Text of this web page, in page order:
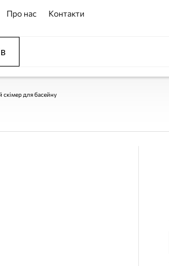
Про нас Контакти
для басейну